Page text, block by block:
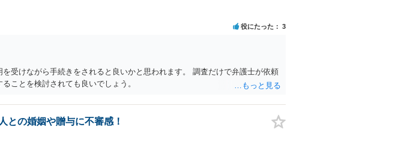
役にたった 3
受けながら手続きをされると良いかと思われます。 調査だけで弁護士が依頼
ことを検討されても良いでしょう。
との婚姻や贈与に不審感！